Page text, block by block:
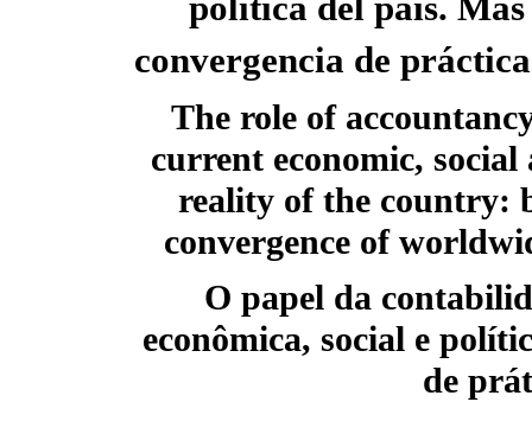
convergencia de
The role of
current economic,
reality of the country:
convergence of
O papel da
econômica, social e
de